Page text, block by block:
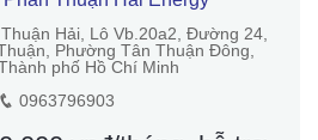
Hải, Lô Vb.20a2, Đường 24,
Phường Tân Thuận Đông,
phố Hồ Chí Minh
0963796903